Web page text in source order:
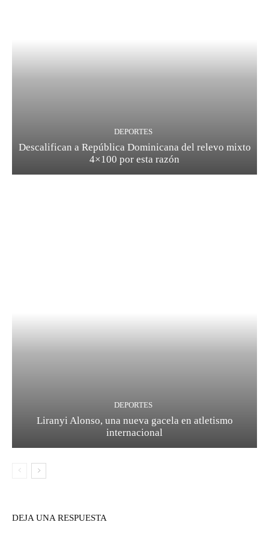
DEPORTES
Descalifican a República Dominicana del relevo mixto
4×100 por esta razón
DEPORTES
Liranyi Alonso, una nueva gacela en atletismo
internacional
DEJA UNA RESPUESTA